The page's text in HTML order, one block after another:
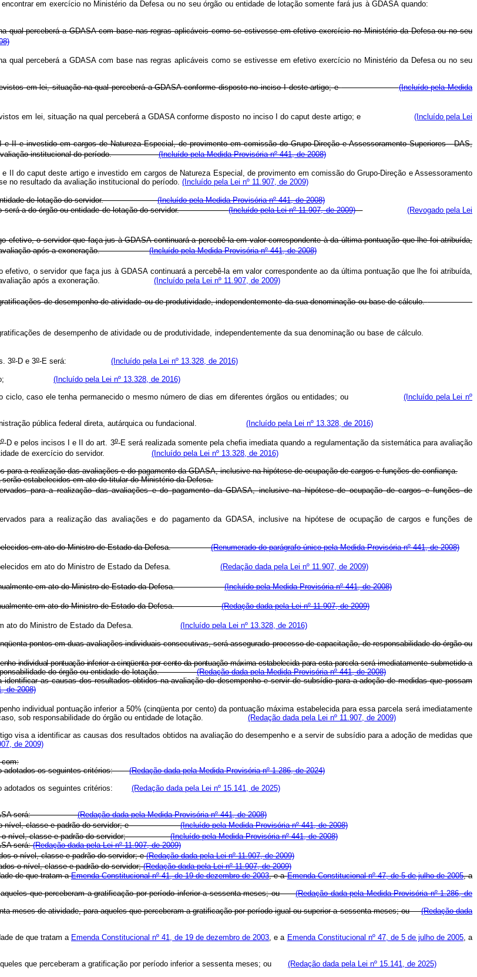
encontrar em exercício no Ministério da Defesa ou no seu órgão ou entidade de lotação somente fará jus à GDASA quando:
qual perceberá a GDASA com base nas regras aplicáveis como se estivesse em efetivo exercício no Ministério da Defesa ou no seu
qual perceberá a GDASA com base nas regras aplicáveis como se estivesse em efetivo exercício no Ministério da Defesa ou no seu
em lei, situação na qual perceberá a GDASA conforme disposto no inciso I deste artigo; e
(Incluído pela Medida
previstos em lei, situação na qual perceberá a GDASA conforme disposto no inciso I do caput deste artigo; e (Incluído pela Lei
II e investido em cargos de Natureza Especial, de provimento em comissão do Grupo-Direção e Assessoramento Superiores - DAS,
institucional do período.
(Incluído pela Medida Provisória nº 441, de 2008)
II do caput deste artigo e investido em cargos de Natureza Especial, de provimento em comissão do Grupo-Direção e Assessoramento
no resultado da avaliação institucional do período. (Incluído pela Lei nº 11.907, de 2009)
ou entidade de lotação do servidor.(Incluído pela Medida Provisória nº 441, de 2008)
artigo será a do órgão ou entidade de lotação do servidor.(Incluído pela Lei nº 11.907, de 2009)
(Revogado pela Lei
efetivo, o servidor que faça jus à GDASA continuará a percebê-la em valor correspondente à da última pontuação que lhe foi atribuída,
após a exoneração.
(Incluído pela Medida Provisória nº 441, de 2008)
o servidor que faça jus à GDASA continuará a percebê-la em valor correspondente ao da última pontuação que lhe foi atribuída,
avaliação após a exoneração. (Incluído pela Lei nº 11.907, de 2009)
de desempenho de atividade ou de produtividade, independentemente da sua denominação ou base de cálculo.
gratificações de desempenho de atividade ou de produtividade, independentemente da sua denominação ou base de cálculo.
3o-D e 3o-E será: (Incluído pela Lei nº 13.328, de 2016)
tempo; (Incluído pela Lei nº 13.328, de 2016)
do ciclo, caso ele tenha permanecido o mesmo número de dias em diferentes órgãos ou entidades; ou(Incluído pela Lei nº
administração pública federal direta, autárquica ou fundacional. (Incluído pela Lei nº 13.328, de 2016)
o-D e pelos incisos I e II do art. 3o-E será realizada somente pela chefia imediata quando a regulamentação da sistemática para avaliação
entidade de exercício do servidor. (Incluído pela Lei nº 13.328, de 2016)
a realização das avaliações e do pagamento da GDASA, inclusive na hipótese de ocupação de cargos e funções de confiança.
estabelecidos em ato do titular do Ministério da Defesa.
para a realização das avaliações e do pagamento da GDASA, inclusive na hipótese de ocupação de cargos e funções de
para a realização das avaliações e do pagamento da GDASA, inclusive na hipótese de ocupação de cargos e funções de
em ato do Ministro de Estado da Defesa. (Renumerado do parágrafo único pela Medida Provisória nº 441, de 2008)
estabelecidos em ato do Ministro de Estado da Defesa. (Redação dada pela Lei nº 11.907, de 2009)
anualmente em ato do Ministro de Estado da Defesa.(Incluído pela Medida Provisória nº 441, de 2008)
anualmente em ato do Ministro de Estado da Defesa.(Redação dada pela Lei nº 11.907, de 2009)
em ato do Ministro de Estado da Defesa. (Incluído pela Lei nº 13.328, de 2016)
pontos em duas avaliações individuais consecutivas, será assegurado processo de capacitação, de responsabilidade do órgão ou
individual pontuação inferior a cinqüenta por cento da pontuação máxima estabelecida para esta parcela será imediatamente submetido a
do órgão ou entidade de lotação.
(Redação dada pela Medida Provisória nº 441, de 2008)
as causas dos resultados obtidos na avaliação do desempenho e servir de subsídio para a adoção de medidas que possam
de 2008)
individual pontuação inferior a 50% (cinqüenta por cento) da pontuação máxima estabelecida para essa parcela será imediatamente
o caso, sob responsabilidade do órgão ou entidade de lotação. (Redação dada pela Lei nº 11.907, de 2009)
visa a identificar as causas dos resultados obtidos na avaliação do desempenho e a servir de subsídio para a adoção de medidas que
de 2009)
com:
adotados os seguintes critérios:(Redação dada pela Medida Provisória nº 1.286, de 2024)
adotados os seguintes critérios: (Redação dada pela Lei nº 15.141, de 2025)
a GDASA será:(Redação dada pela Medida Provisória nº 441, de 2008)
o nível, classe e padrão do servidor; e(Incluído pela Medida Provisória nº 441, de 2008)
o nível, classe e padrão do servidor;(Incluído pela Medida Provisória nº 441, de 2008)
será:(Redação dada pela Lei nº 11.907, de 2009)
o nível, classe e padrão do servidor; e(Redação dada pela Lei nº 11.907, de 2009)
o nível, classe e padrão do servidor;(Redação dada pela Lei nº 11.907, de 2009)
de que tratam aEmenda Constitucional nº 41, de 19 de dezembro de 2003, e aEmenda Constitucional nº 47, de 5 de julho de 2005, a
que perceberam a gratificação por período inferior a sessenta meses; ou(Redação dada pela Medida Provisória nº 1.286, de
meses de atividade, para aqueles que perceberam a gratificação por período igual ou superior a sessenta meses; ou(Redação dada
de que tratam a Emenda Constitucional nº 41, de 19 de dezembro de 2003 , e a Emenda Constitucional nº 47, de 5 de julho de 2005 , a
que perceberam a gratificação por período inferior a sessenta meses; ou
(Redação dada pela Lei nº 15.141, de 2025)